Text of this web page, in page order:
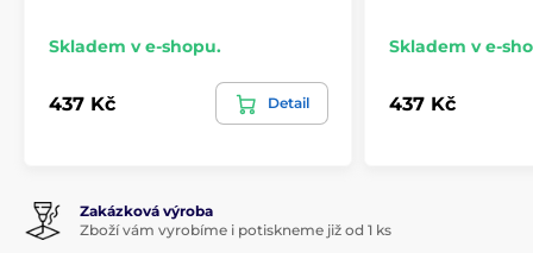
Skladem v e-shopu.
437 Kč Detail
Skladem v e-
437 Kč
Zakázková výroba
Zboží vám vyrobíme i potiskneme již od 1 ks